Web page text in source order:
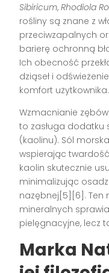
Sibiricum,Rhodiola
rośliny są znane z
przeciwzapalnych
barierę ochronną
Ich obecność
dziąseł i
komfort użytkownika.
Wzmacnianie
to zasługa dodatku
(kaolinu). Sól
wspierając twardość
kaolin skutecznie
minimalizując
nazębnej[5][6]. Ten
mineralnych
pielęgnacyjne, lecz
Marka